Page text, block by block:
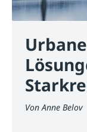
VonAnne Belov